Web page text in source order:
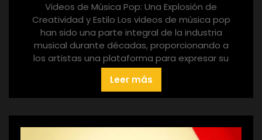
Videos de Música Pop: Una Explosión de
Creatividad y Estilo Los videos de música pop
han sido una parte integral de la industria
musical durante décadas, proporcionando a
los artistas una plataforma para expresar su
Leer más